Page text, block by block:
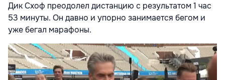
Дик Схоф преодолел дистанцию с результатом 1 час
53 минуты. Он давно и упорно занимается бегом и
уже бегал марафоны.